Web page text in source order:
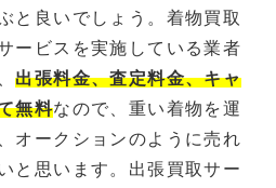
と良いでしょう。着物買取
ービスを実施している業者
出張料金、査定料金、キャ
無料なので、重い着物を運
オークションのように売れ
と思います。出張買取サー